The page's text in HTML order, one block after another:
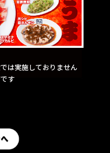
は実施しておりません
す